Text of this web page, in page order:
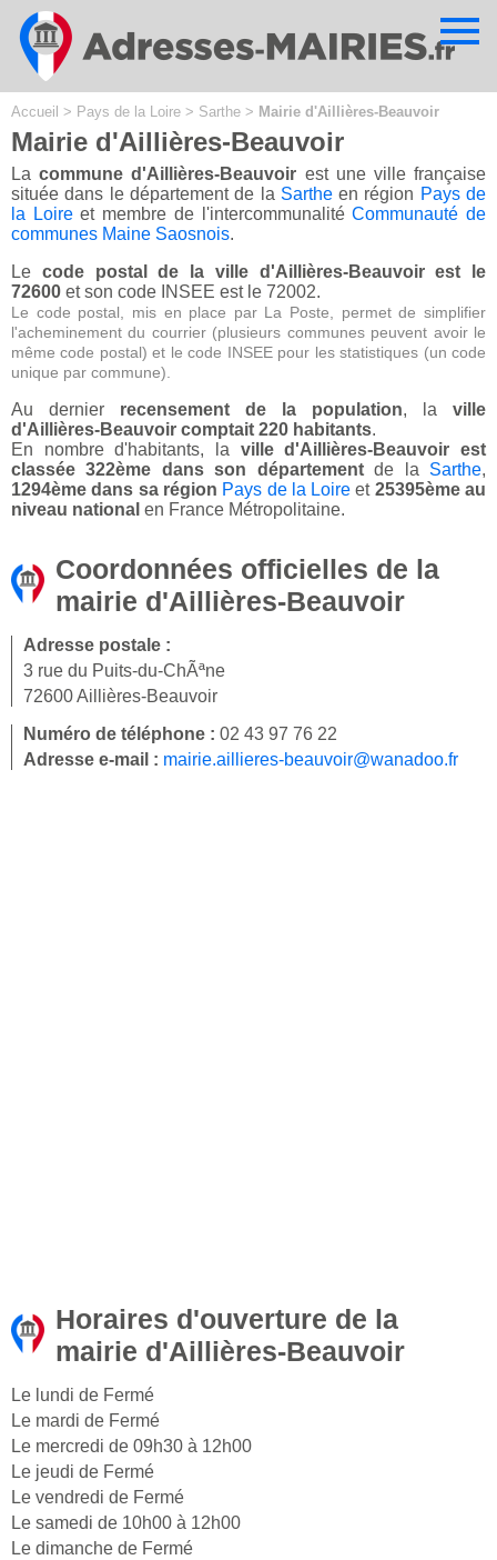
Accueil > Pays de la Loire > Sarthe > Mairie d'Aillières-Beauvoir
Mairie d'Aillières-Beauvoir
Lacommune d'Aillières-Beauvoir est une ville française
située dans le département de la Sartheen région Pays de
la Loireet membre de l'intercommunalitéCommunauté de
communes Maine Saosnois.
Le code postal de la ville d'Aillières-Beauvoir est le
72600 et son code INSEE est le 72002.
Le code postal, mis en place par La Poste, permet de simplifier
l'acheminement du courrier (plusieurs communes peuvent avoir le
même code postal) et le code INSEE pour les statistiques (un code
unique par commune).
Au dernier recensement de la population, la ville
d'Aillières-Beauvoir comptait 220 habitants.
En nombre d'habitants, la ville d'Aillières-Beauvoir est
classée 322ème dans son départementde la Sarthe,
1294ème dans sa région Pays de la Loire et 25395ème au
niveau national en France Métropolitaine.
Coordonnées officielles de la
mairie d'Aillières-Beauvoir
Adresse postale :
3 rue du Puits-du-ChÃªne
72600 Aillières-Beauvoir
Numéro de téléphone : 02 43 97 76 22
Adresse e-mail : mairie.aillieres-beauvoir@wanadoo.fr
Horaires d'ouverture de la
mairie d'Aillières-Beauvoir
Le lundi de Fermé
Le mardi de Fermé
Le mercredi de 09h30 à 12h00
Le jeudi de Fermé
Le vendredi de Fermé
Le samedi de 10h00 à 12h00
Le dimanche de Fermé
Cookies management panel